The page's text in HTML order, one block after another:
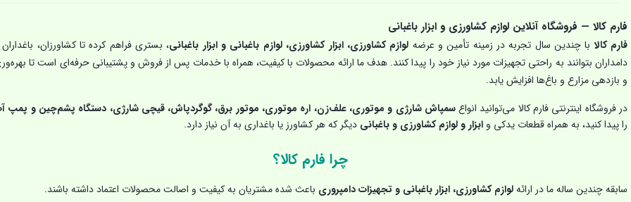
دیزل ژنراتور
زراعت
ساخت ایران
سمپاش زنبه ای
سمپاش موتوری
فارم کالا — فروشگاه آنلاین لوازم کشاورزی و ابزار باغبانی
فارم کالا با چندین سال تجربه در زمینه تأمین و عرضه لوازم کشاورزی، ابزار کشاورزی، لوازم باغبانی و ابزار باغبانی، بستری فراهم کرده تا کشاورزان،
دامداران بتوانند به راحتی تجهیزات مورد نیاز خود را پیدا کنند. هدف ما ارائه محصولات با کیفیت، همراه با خدمات پس از فروش و پشتیبانی حرفه‌ای است تا
و بازدهی مزارع و باغ‌ها افزایش یابد.
در فروشگاه اینترنتی فارم کالا می‌توانید انواعسمپاش شارژی و موتوری، علف‌زن، اره موتوری، موتور برق، گوگردپاش، قیچی شارژی، دستگاه پشم‌چین و پمپ
را پیدا کنید، به همراه قطعات یدکی و ابزار و لوازم کشاورزی و باغبانی دیگر که هر کشاورز یا باغداری به آن نیاز دارد.
چرا فارم کالا؟
سابقه چندین ساله ما در ارائهلوازم کشاورزی، ابزار باغبانی و تجهیزات دامپروری باعث شده مشتریان به کیفیت و اصالت محصولات اعتماد داشته باشند.